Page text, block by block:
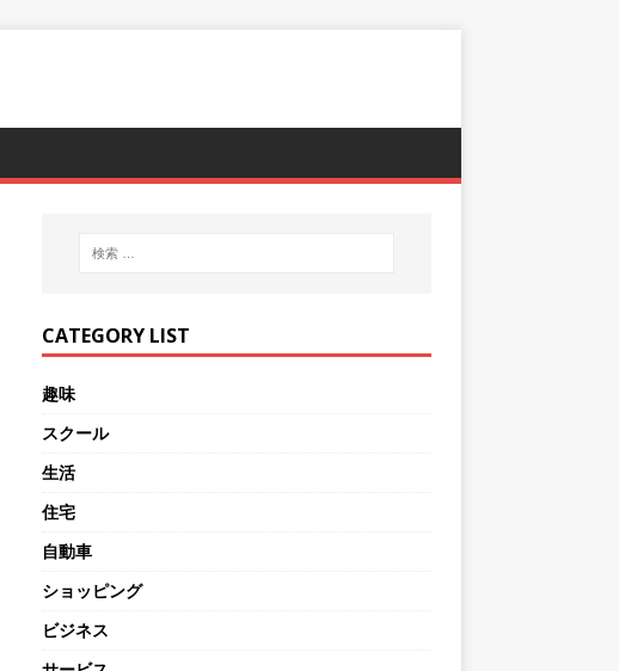
CATEGORY LIST
趣味
スクール
生活
住宅
自動車
ショッピング
ビジネス